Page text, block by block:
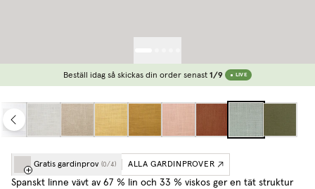
Beställ idag så skickas din order senast 1/9 LIVE
Gratis gardinprov (0/4) ALLA GARDINPROVER
Spanskt linne vävt av 67 % lin och 33 % viskos ger en tät struktur